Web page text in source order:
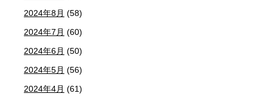
2024年8月 (58)
2024年7月 (60)
2024年6月 (50)
2024年5月 (56)
2024年4月 (61)